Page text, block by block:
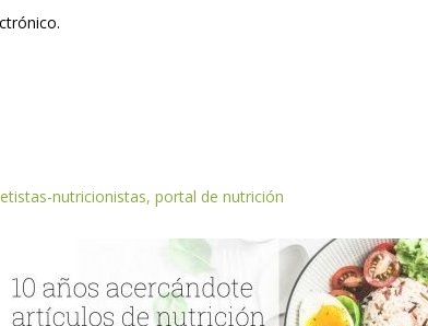
nutricionistas, portal de nutrición